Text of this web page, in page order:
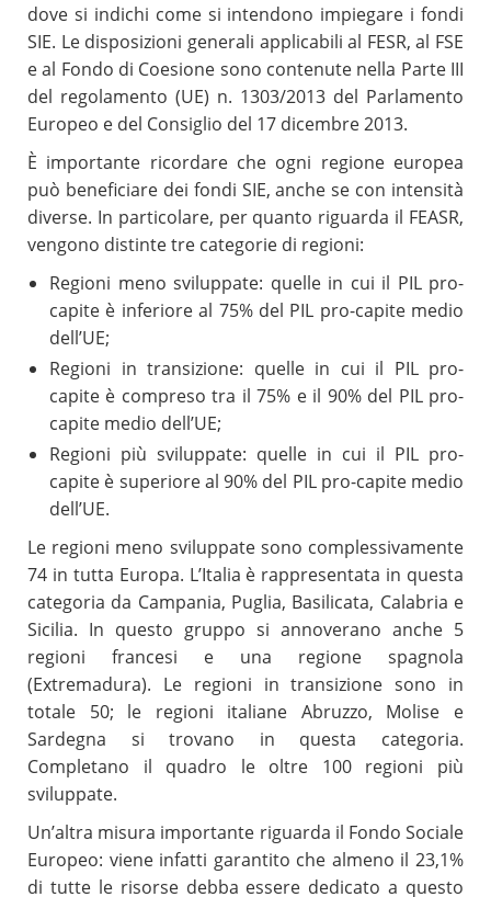
dove si indichi come si intendono impiegare i fondi
SIE. Le disposizioni generali applicabili al FESR, al FSE
e al Fondo di Coesione sono contenute nella Parte III
del regolamento (UE) n. 1303/2013 del Parlamento
Europeo e del Consiglio del 17 dicembre 2013.
È importante ricordare che ogni regione europea
può beneficiare dei fondi SIE, anche se con intensità
diverse. In particolare, per quanto riguarda il FEASR,
vengono distinte tre categorie di regioni:
Regioni meno sviluppate: quelle in cui il PIL pro-
capite è inferiore al 75% del PIL pro-capite medio
dell’UE;
Regioni in transizione: quelle in cui il PIL pro-
capite è compreso tra il 75% e il 90% del PIL pro-
capite medio dell’UE;
Regioni più sviluppate: quelle in cui il PIL pro-
capite è superiore al 90% del PIL pro-capite medio
dell’UE.
Le regioni meno sviluppate sono complessivamente
74 in tutta Europa. L’Italia è rappresentata in questa
categoria da Campania, Puglia, Basilicata, Calabria e
Sicilia. In questo gruppo si annoverano anche 5
regioni francesi e una regione spagnola
(Extremadura). Le regioni in transizione sono in
totale 50; le regioni italiane Abruzzo, Molise e
Sardegna si trovano in questa categoria.
Completano il quadro le oltre 100 regioni più
sviluppate.
Un’altra misura importante riguarda il Fondo Sociale
Europeo: viene infatti garantito che almeno il 23,1%
di tutte le risorse debba essere dedicato a questo